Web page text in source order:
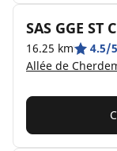
SAS GGE ST
16.25 km 4.5/5
Allée de